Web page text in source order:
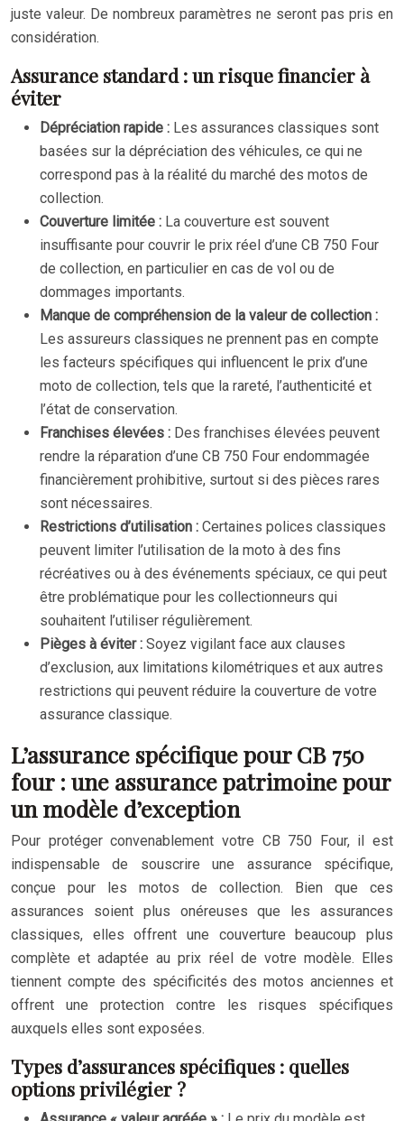
juste valeur. De nombreux paramètres ne seront pas pris en
considération.
Assurance standard : un risque financier à
éviter
Dépréciation rapide : Les assurances classiques sont
basées sur la dépréciation des véhicules, ce qui ne
correspond pas à la réalité du marché des motos de
collection.
Couverture limitée : La couverture est souvent
insuffisante pour couvrir le prix réel d’une CB 750 Four
de collection, en particulier en cas de vol ou de
dommages importants.
Manque de compréhension de la valeur de collection :
Les assureurs classiques ne prennent pas en compte
les facteurs spécifiques qui influencent le prix d’une
moto de collection, tels que la rareté, l’authenticité et
l’état de conservation.
Franchises élevées : Des franchises élevées peuvent
rendre la réparation d’une CB 750 Four endommagée
financièrement prohibitive, surtout si des pièces rares
sont nécessaires.
Restrictions d’utilisation : Certaines polices classiques
peuvent limiter l’utilisation de la moto à des fins
récréatives ou à des événements spéciaux, ce qui peut
être problématique pour les collectionneurs qui
souhaitent l’utiliser régulièrement.
Pièges à éviter : Soyez vigilant face aux clauses
d’exclusion, aux limitations kilométriques et aux autres
restrictions qui peuvent réduire la couverture de votre
assurance classique.
L’assurance spécifique pour CB 750
four : une assurance patrimoine pour
un modèle d’exception
Pour protéger convenablement votre CB 750 Four, il est
indispensable de souscrire une assurance spécifique,
conçue pour les motos de collection. Bien que ces
assurances soient plus onéreuses que les assurances
classiques, elles offrent une couverture beaucoup plus
complète et adaptée au prix réel de votre modèle. Elles
tiennent compte des spécificités des motos anciennes et
offrent une protection contre les risques spécifiques
auxquels elles sont exposées.
Types d’assurances spécifiques : quelles
options privilégier ?